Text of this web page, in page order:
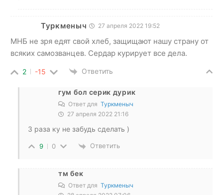
Туркменыч 27 апреля 2022 19:52
МНБ не зря едят свой хлеб, защищают нашу страну от
всяких самозванцев. Сердар курирует все дела.
2 -15 Ответить
гум бол серик дурик
Ответ для Туркменыч
27 апреля 2022 21:16
3 раза ку не забудь сделать )
9 0 Ответить
тм бек
Ответ для Туркменыч